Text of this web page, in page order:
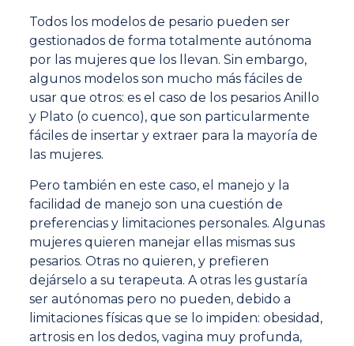
Todos los modelos de pesario pueden ser
gestionados de forma totalmente autónoma
por las mujeres que los llevan. Sin embargo,
algunos modelos son mucho más fáciles de
usar que otros: es el caso de los pesarios Anillo
y Plato (o cuenco), que son particularmente
fáciles de insertar y extraer para la mayoría de
las mujeres.
Pero también en este caso, el manejo y la
facilidad de manejo son una cuestión de
preferencias y limitaciones personales. Algunas
mujeres quieren manejar ellas mismas sus
pesarios. Otras no quieren, y prefieren
dejárselo a su terapeuta. A otras les gustaría
ser autónomas pero no pueden, debido a
limitaciones físicas que se lo impiden: obesidad,
artrosis en los dedos, vagina muy profunda,